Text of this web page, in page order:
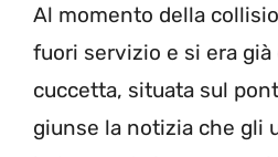
Al momento della
fuori servizio e si era
cuccetta, situata sul
giunse la notizia che gli